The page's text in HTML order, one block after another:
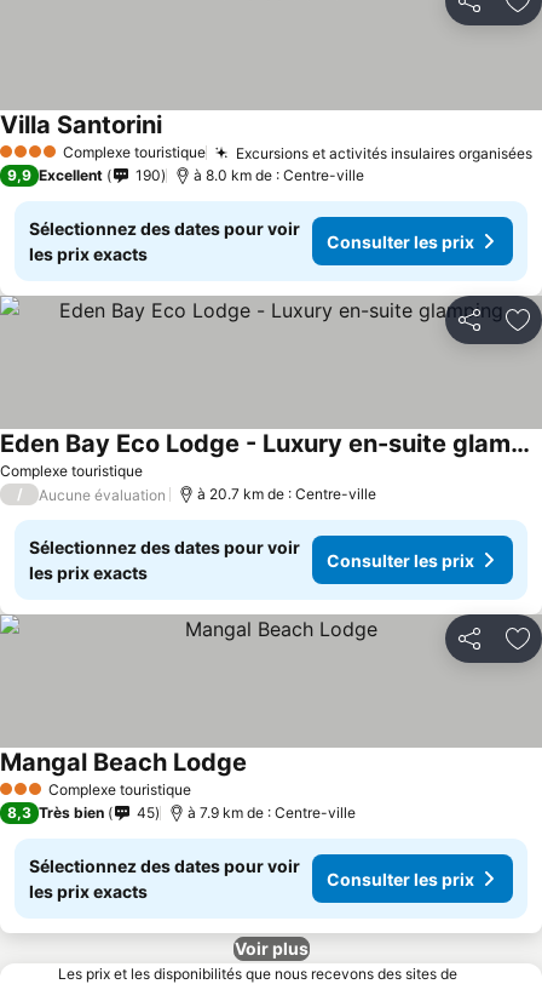
Partager
4 Étoiles Complexe touristique Excursions et activités insulaires organisées
Villa Santorini
9,9 Excellent 190 à 8.0 km de : Centre-ville
Sélectionnez des dates pour voir
les prix exacts
Consulter les prix
Partager
Complexe touristique
Eden Bay Eco Lodge - Luxury en-suite glamping
/ Aucune évaluation à 20.7 km de : Centre-ville
Sélectionnez des dates pour voir
les prix exacts
Consulter les prix
Partager
3 ÉtoilesComplexe touristique
Mangal Beach Lodge
8,3 Très bien 45 à 7.9 km de : Centre-ville
Sélectionnez des dates pour voir
les prix exacts
Consulter les prix
Voir plus
Les prix et les disponibilités que nous recevons des sites de